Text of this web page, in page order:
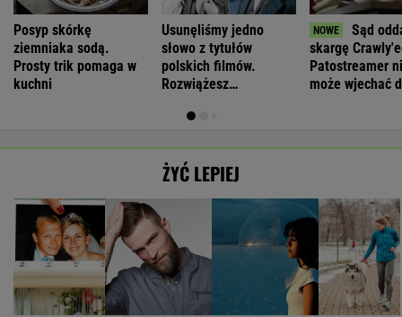
Posyp skórkę
ziemniaka sodą.
Prosty trik pomaga w
kuchni
Usunęliśmy jedno
słowo z tytułów
polskich filmów.
Rozwiążesz
Sąd
skargę
Patostreamer
może wjechać
ŻYĆ LEPIEJ